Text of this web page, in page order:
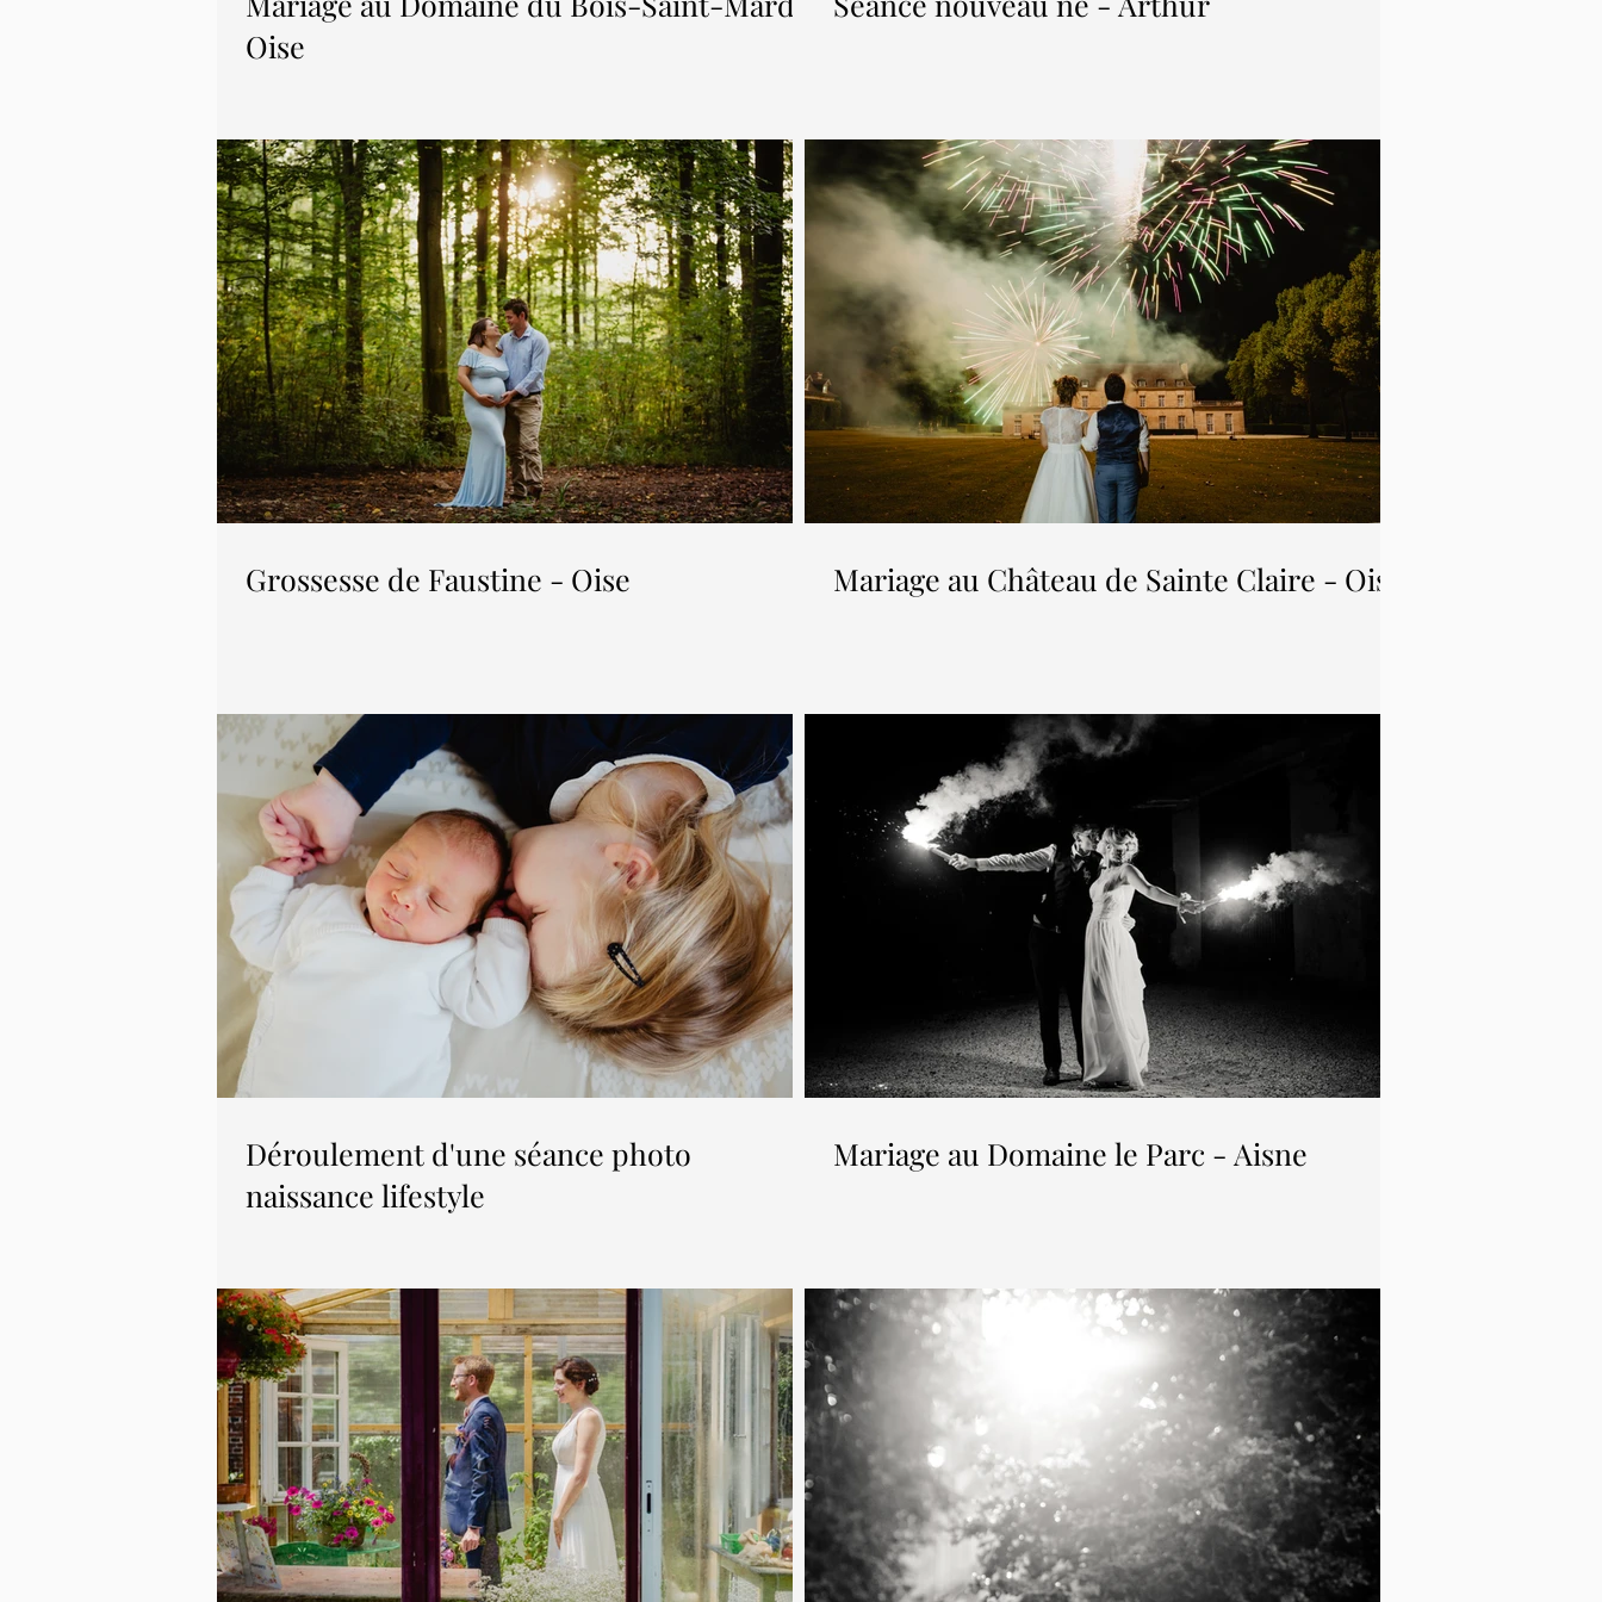
Oise
Grossesse de Faustine - Oise Mariage au Château de Sainte Claire - Oise
Déroulement d'une séance photo
naissance lifestyle
Mariage au Domaine le Parc - Aisne